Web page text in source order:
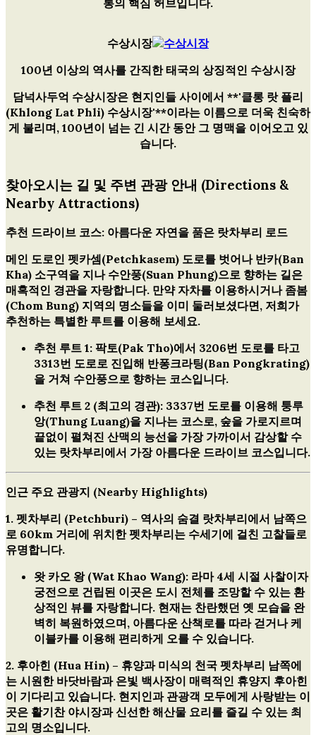
수상시장
100년 이상의 역사를 간직한 태국의 상징적인 수상시장
담넉사두억 수상시장은 현지인들 사이에서 **'클롱 랏 플리
(Khlong Lat Phli) 수상시장'**이라는 이름으로 더욱 친숙하
게 불리며, 100년이 넘는 긴 시간 동안 그 명맥을 이어오고 있
습니다.
찾아오시는 길 및 주변 관광 안내 (Directions &
Nearby Attractions)
추천 드라이브 코스: 아름다운 자연을 품은 랏차부리 로드
메인 도로인 펫카셈(Petchkasem) 도로를 벗어나 반카(Ban
Kha) 소구역을 지나 수안풍(Suan Phung)으로 향하는 길은
매혹적인 경관을 자랑합니다. 만약 자차를 이용하시거나 좀봄
(Chom Bung) 지역의 명소들을 이미 둘러보셨다면, 저희가
추천하는 특별한 루트를 이용해 보세요.
추천 루트 1: 팍토(Pak Tho)에서 3206번 도로를 타고
3313번 도로로 진입해 반퐁크라팅(Ban Pongkrating)
을 거쳐 수안풍으로 향하는 코스입니다.
추천 루트 2 (최고의 경관): 3337번 도로를 이용해 퉁루
앙(Thung Luang)을 지나는 코스로, 숲을 가로지르며
끝없이 펼쳐진 산맥의 능선을 가장 가까이서 감상할 수
있는 랏차부리에서 가장 아름다운 드라이브 코스입니다.
인근 주요 관광지 (Nearby Highlights)
1. 펫차부리 (Petchburi) – 역사의 숨결 랏차부리에서 남쪽으
로 60km 거리에 위치한 펫차부리는 수세기에 걸친 고찰들로
유명합니다.
왓 카오 왕 (Wat Khao Wang): 라마 4세 시절 사찰이자
궁전으로 건립된 이곳은 도시 전체를 조망할 수 있는 환
상적인 뷰를 자랑합니다. 현재는 찬란했던 옛 모습을 완
벽히 복원하였으며, 아름다운 산책로를 따라 걷거나 케
이블카를 이용해 편리하게 오를 수 있습니다.
2. 후아힌 (Hua Hin) – 휴양과 미식의 천국 펫차부리 남쪽에
는 시원한 바닷바람과 은빛 백사장이 매력적인 휴양지 후아힌
이 기다리고 있습니다. 현지인과 관광객 모두에게 사랑받는 이
곳은 활기찬 야시장과 신선한 해산물 요리를 즐길 수 있는 최
고의 명소입니다.